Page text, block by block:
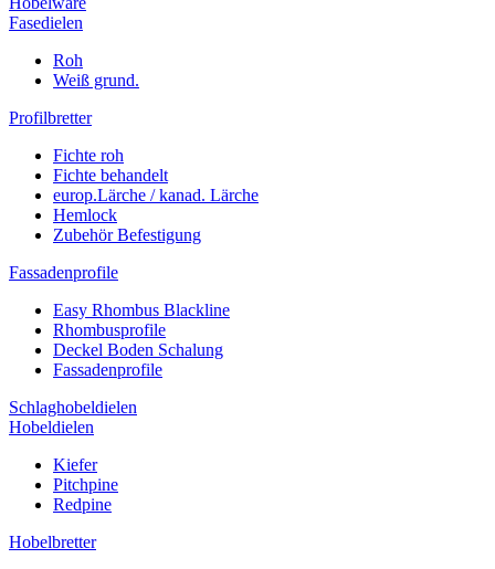
Fasedielen
Roh
Weiß grund.
Profilbretter
Fichte roh
Fichte behandelt
europ.Lärche / kanad. Lärche
Hemlock
Zubehör Befestigung
Fassadenprofile
Easy Rhombus Blackline
Rhombusprofile
Deckel Boden Schalung
Fassadenprofile
Schlaghobeldielen
Hobeldielen
Kiefer
Pitchpine
Redpine
Hobelbretter